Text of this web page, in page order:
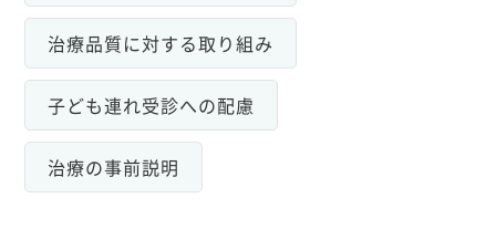
治療品質に対する取り組み
子ども連れ受診への配慮
治療の事前説明